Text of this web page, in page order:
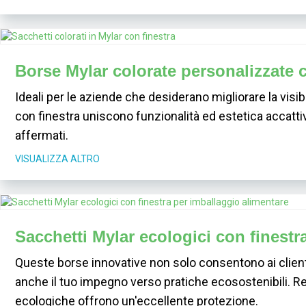
Borse Mylar colorate personalizzate
Ideali per le aziende che desiderano migliorare la
con finestra uniscono funzionalità ed estetica
affermati.
VISUALIZZA ALTRO
Sacchetti Mylar ecologici con
Queste borse innovative non solo consentono ai
anche il tuo impegno verso pratiche ecosostenibili.
ecologiche offrono un'eccellente protezione.